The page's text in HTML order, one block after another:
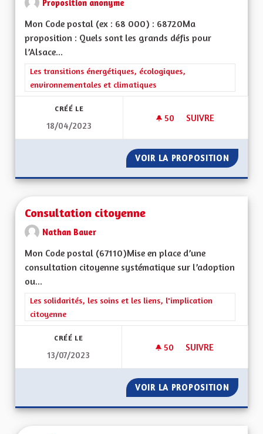
Proposition anonyme
Mon Code postal (ex : 68 000) : 68720Ma
proposition : Quels sont les grands défis pour
l’Alsace...
Filtrer les résultats de la catégorie : Les transitions
Les transitions énergétiques, écologiques,
environnementales et climatiques
CRÉÉ LE
18/04/2023
50 50 ABONNÉS
SUIVRE
VOIR LA PROPOSITION
Consultation citoyenne
Nathan Bauer
Mon Code postal (67110)Mise en place d’une
consultation citoyenne systématique sur l’adoption
ou...
Filtrer les résultats de la catégorie : Les solidarités, les soins
Les solidarités, les soins et les liens, l'implication
citoyenne
CRÉÉ LE
13/07/2023
50 50 ABONNÉS
SUIVRE
VOIR LA PROPOSITION